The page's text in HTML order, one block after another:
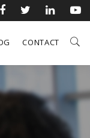
CONTACT